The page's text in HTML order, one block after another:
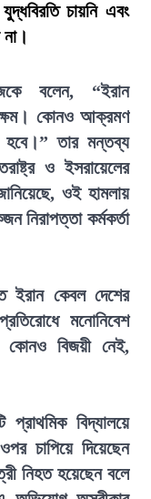
চায়নি এবং
বলেন, “ইরান
সক্ষম। কোনও আক্রমণ
হবে।” তার মন্তব্য
ও ইসরায়েলের
ওই হামলায়
নিরাপত্তা কর্মকর্তা
ইরান কেবল দেশের
মনোনিবেশ
বিজয়ী নেই,
প্রাথমিক বিদ্যালয়ে
চাপিয়ে দিয়েছেন
নিহত হয়েছেন বলে